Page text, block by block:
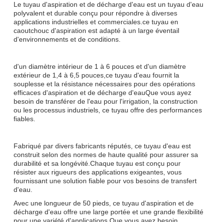
Le tuyau d'aspiration et de décharge d'eau est un tuyau d'eau
polyvalent et durable conçu pour répondre à diverses
applications industrielles et commerciales.ce tuyau en
caoutchouc d'aspiration est adapté à un large éventail
d'environnements et de conditions.
d'un diamètre intérieur de 1 à 6 pouces et d'un diamètre
extérieur de 1,4 à 6,5 pouces,ce tuyau d'eau fournit la
souplesse et la résistance nécessaires pour des opérations
efficaces d'aspiration et de décharge d'eauQue vous ayez
besoin de transférer de l'eau pour l'irrigation, la construction
ou les processus industriels, ce tuyau offre des performances
fiables.
Fabriqué par divers fabricants réputés, ce tuyau d'eau est
construit selon des normes de haute qualité pour assurer sa
durabilité et sa longévité.Chaque tuyau est conçu pour
résister aux rigueurs des applications exigeantes, vous
fournissant une solution fiable pour vos besoins de transfert
d'eau.
Avec une longueur de 50 pieds, ce tuyau d'aspiration et de
décharge d'eau offre une large portée et une grande flexibilité